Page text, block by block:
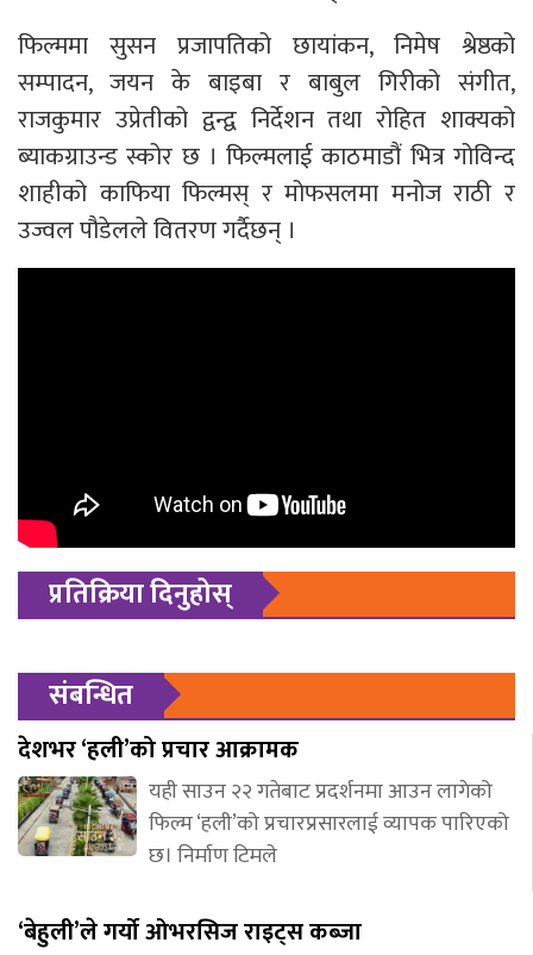
फिल्ममा सुसन प्रजापतिको छायांकन, निमेष श्रेष्ठको
सम्पादन, जयन के बाइबा र बाबुल गिरीको संगीत,
राजकुमार उप्रेतीको द्वन्द्व निर्देशन तथा रोहित शाक्यको
ब्याकग्राउन्ड स्कोर छ । फिल्मलाई काठमाडौं भित्र गोविन्द
शाहीको काफिया फिल्मस् र मोफसलमा मनोज राठी र
उज्वल पौडेलले वितरण गर्दैछन् ।
प्रतिक्रिया दिनुहोस्
संबन्धित
देशभर ‘हली’को प्रचार आक्रामक
यही साउन २२ गतेबाट प्रदर्शनमा आउन लागेको
फिल्म ‘हली’को प्रचारप्रसारलाई व्यापक पारिएको
छ। निर्माण टिमले
‘बेहुली’ले गर्यो ओभरसिज राइट्स कब्जा